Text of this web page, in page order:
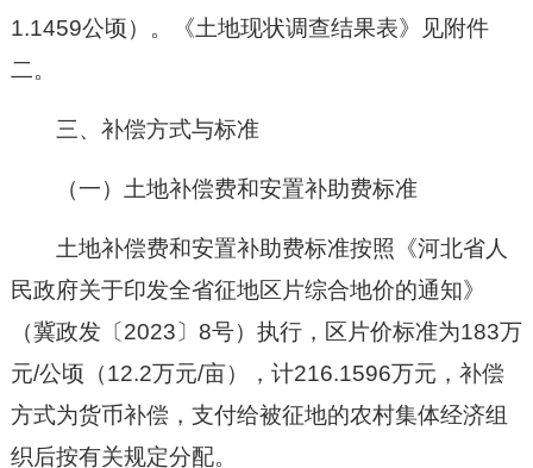
1.1459公顷） 。
《土地现状调查结果表》见附件
二。
三、补偿方式与标准
（一） 土地补偿费和安置补助费标准
土地补偿费和安置补助费标准按照《河北省人
民政府关于印发全省征地区片综合地价的通知》
（冀政发〔2023 〕 8号）执行，区片价标准为183万
元/公顷（12.2万元/亩），计216.1596万元， 补偿
方式为货币补偿， 支付给被征地的农村集体经济组
织后按有关规定分配。